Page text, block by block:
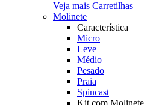
Veja mais Carretilhas
Molinete
Característica
Micro
Leve
Médio
Pesado
Praia
Spincast
Kit com Molinete